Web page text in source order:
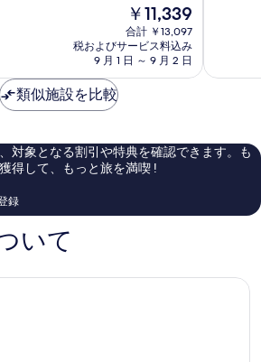
現
在
の
料
金
￥11,339
合計 ￥13,097
税およびサービス料込み
9 月 1 日 ～ 9 月 2 日
飯
市
中
素
い、
口
類似施設を比較
対象となる割引や特典を確認できます。も
得して、もっと旅を満喫 !
録
いて